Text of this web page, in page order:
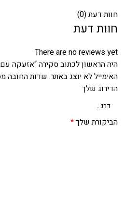
חוות דעת (0)
חוות דעת
There are no reviews yet
היה הראשון לכתוב סקירה “אזעקה
האימייל לא יוצג באתר. שדות החובה
הדירוג שלך
הביקורת שלך*